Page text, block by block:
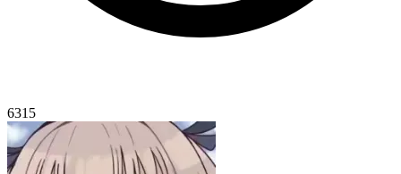
6315